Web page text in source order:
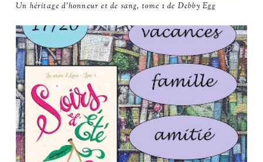
Un héritage d'honneur et de sang, tome 1 de Debby Egg